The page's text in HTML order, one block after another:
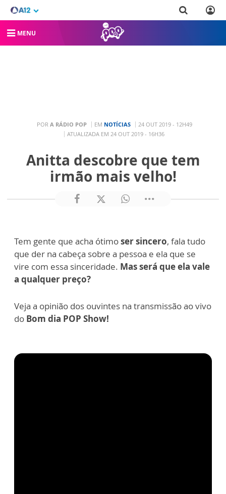
MENU
POR A RÁDIO POP EM NOTÍCIAS
24 OUT 2019 - 12H49
ATUALIZADA EM 24 OUT 2019 - 16H36
Anitta descobre que tem
irmão mais velho!
Tem gente que acha ótimoser sincero, fala tudo
que der na cabeça sobre a pessoa e ela que se
vire com essa sinceridade. Mas será que ela vale
a qualquer preço?
Veja a opinião dos ouvintes na transmissão ao vivo
do Bom dia POP Show!